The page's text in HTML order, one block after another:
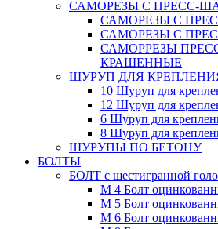
САМОРЕЗЫ С ПРЕСС-
САМОРЕЗЫ С
САМОРЕЗЫ С
САМОРРЕЗЫ
КРАШЕННЫЕ
ШУРУП ДЛЯ
10 Шуруп для
12 Шуруп для
6 Шуруп для
8 Шуруп для
ШУРУПЫ ПО БЕТОНУ
БОЛТЫ
БОЛТ с шестигранной
М 4 Болт
М 5 Болт
М 6 Болт